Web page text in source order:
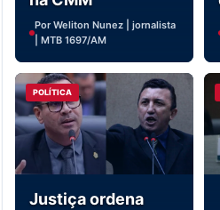
Por Weliton Nunez | jornalista
| MTB 1697/AM
POLÍTICA
Justiça ordena